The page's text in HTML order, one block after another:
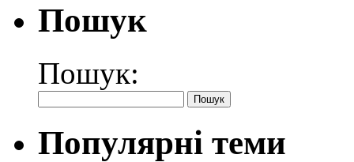
Пошук
Пошук:
Популярні теми